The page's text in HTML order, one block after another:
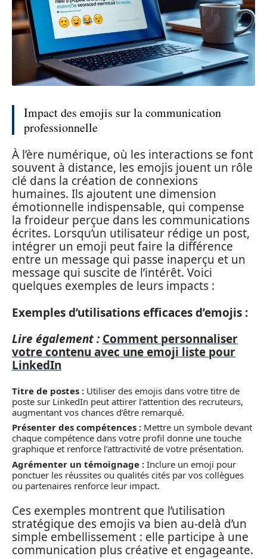
Impact des emojis sur la communication
professionnelle
À l’ère numérique, où les interactions se font
souvent à distance, les emojis jouent un rôle
clé dans la création de connexions
humaines. Ils ajoutent une dimension
émotionnelle indispensable, qui compense
la froideur perçue dans les communications
écrites. Lorsqu’un utilisateur rédige un post,
intégrer un emoji peut faire la différence
entre un message qui passe inaperçu et un
message qui suscite de l’intérêt. Voici
quelques exemples de leurs impacts :
Exemples d’utilisations efficaces d’emojis :
Lire également : Comment personnaliser
votre contenu avec une emoji liste pour
LinkedIn
Titre de postes : Utiliser des emojis dans votre titre de
poste sur LinkedIn peut attirer l’attention des recruteurs,
augmentant vos chances d’être remarqué.
Présenter des compétences : Mettre un symbole devant
chaque compétence dans votre profil donne une touche
graphique et renforce l’attractivité de votre présentation.
Agrémenter un témoignage : Inclure un emoji pour
ponctuer les réussites ou qualités cités par vos collègues
ou partenaires renforce leur impact.
Ces exemples montrent que l’utilisation
stratégique des emojis va bien au-delà d’un
simple embellissement : elle participe à une
communication plus créative et engageante.